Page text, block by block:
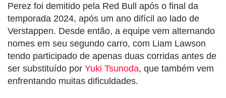
Perez foi demitido pela Red Bull após o final da
temporada 2024, após um ano difícil ao lado de
Verstappen. Desde então, a equipe vem alternando
nomes em seu segundo carro, com Liam Lawson
tendo participado de apenas duas corridas antes de
ser substituído por Yuki Tsunoda, que também vem
enfrentando muitas dificuldades.